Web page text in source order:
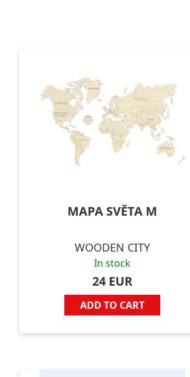
MAPA SVĚTA M
WOODEN CITY
In stock
24 EUR
ADD TO CART